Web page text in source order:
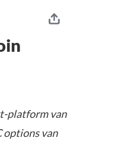
platform van
options van